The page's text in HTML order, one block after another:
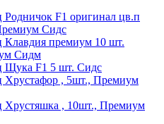
Родничок F1 оригинал цв.п
Сидс
Клавдия премиум 10 шт.
Сидм
Щука F1 5 шт. Сидс
Хрустафор , 5шт., Премиум
Хрустяшка , 10шт., Премиум